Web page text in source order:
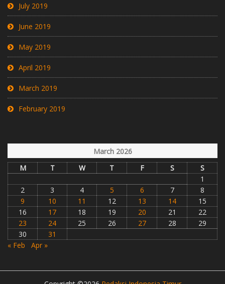
July 2019
June 2019
May 2019
April 2019
March 2019
February 2019
March 2026
M
T W T F S
S
1
2
3 4 5 6 7
8
9
10 11 12 13 14
15
16
17 18 19 20 21
22
23
24 25 26 27 28
29
30
31
« Feb
Apr »